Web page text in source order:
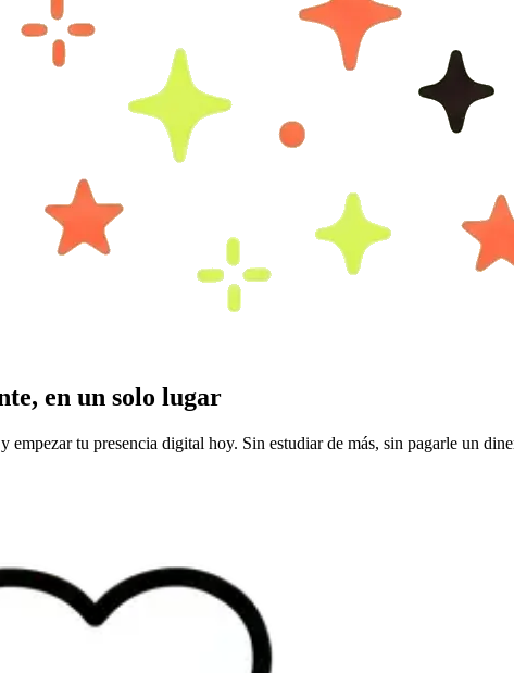
en un solo lugar
empezar tu presencia digital hoy. Sin estudiar de más, sin pagarle un